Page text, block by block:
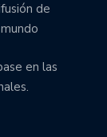
de
en las